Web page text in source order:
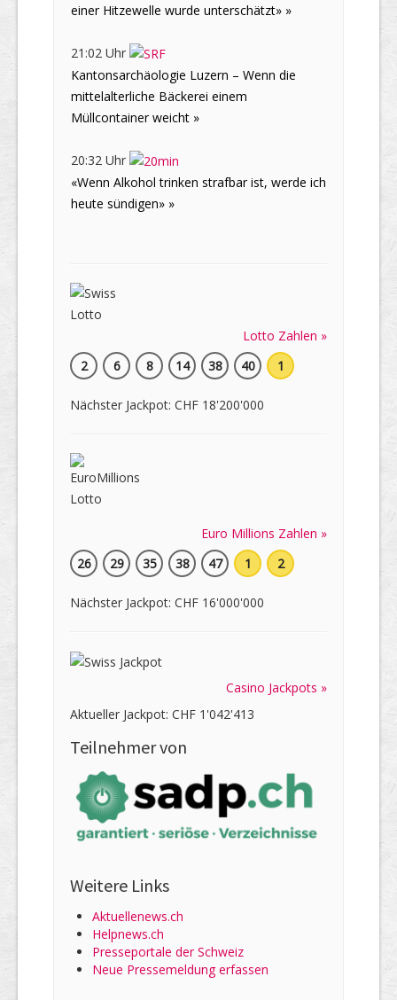
einer Hitzewelle wurde unterschätzt» »
21:02 Uhr
Kantonsarchäologie Luzern – Wenn die
mittelalterliche Bäckerei einem
Müllcontainer weicht »
20:32 Uhr
«Wenn Alkohol trinken strafbar ist, werde ich
heute sündigen» »
Lotto Zahlen »
2
6 8 14 38 40 1
Nächster Jackpot: CHF 18'200'000
Euro Millions Zahlen »
26
29 35 38 47 1 2
Nächster Jackpot: CHF 16'000'000
Casino Jackpots »
Aktueller Jackpot: CHF 1'042'413
Teilnehmer von
Weitere Links
Aktuellenews.ch
Helpnews.ch
Presseportale der Schweiz
Neue Pressemeldung erfassen